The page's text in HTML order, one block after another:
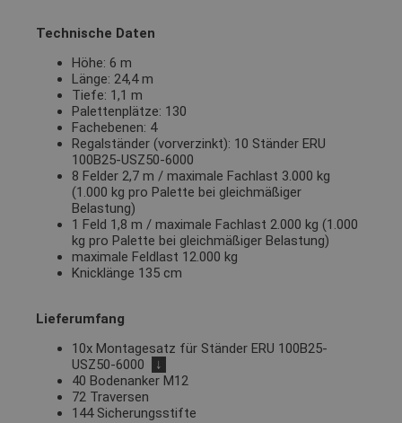
Technische Daten
Höhe: 6 m
Länge: 24,4 m
Tiefe: 1,1 m
Palettenplätze: 130
Fachebenen: 4
Regalständer (vorverzinkt): 10 Ständer ERU
100B25-USZ50-6000
8 Felder 2,7 m / maximale Fachlast 3.000 kg
(1.000 kg pro Palette bei gleichmäßiger
Belastung)
1 Feld 1,8 m / maximale Fachlast 2.000 kg (1.000
kg pro Palette bei gleichmäßiger Belastung)
maximale Feldlast 12.000 kg
Knicklänge 135 cm
Lieferumfang
10x Montagesatz für Ständer ERU 100B25-
USZ50-6000
↓
40 Bodenanker M12
72 Traversen
144 Sicherungsstifte